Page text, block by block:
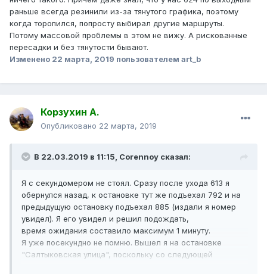
раньше всегда резинили из-за тянутого графика, поэтому
когда торопился, попросту выбирал другие маршруты.
Потому массовой проблемы в этом не вижу. А рискованные
пересадки и без тянутости бывают.
Изменено 22 марта, 2019 пользователем art_b
Корзухин А.
Опубликовано 22 марта, 2019
В 22.03.2019 в 11:15, Corennoy сказал:
Я с секундомером не стоял. Сразу после ухода 613 я
обернулся назад, к остановке тут же подъехал 792 и на
предыдущую остановку подъехал 885 (издали я номер
увидел). Я его увидел и решил подождать,
время ожидания составило максимум 1 минуту.
Я уже посекундно не помню. Вышел я на остановке
"Салтыковская улица", поскольку со следующей